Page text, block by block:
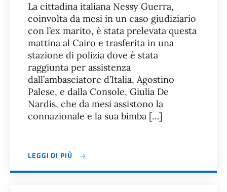
La cittadina italiana Nessy Guerra,
coinvolta da mesi in un caso giudiziario
con l’ex marito, è stata prelevata questa
mattina al Cairo e trasferita in una
stazione di polizia dove è stata
raggiunta per assistenza
dall’ambasciatore d’Italia, Agostino
Palese, e dalla Console, Giulia De
Nardis, che da mesi assistono la
connazionale e la sua bimba […]
LEGGI DI PIÙ